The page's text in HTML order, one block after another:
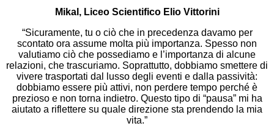
Mikal, Liceo Scientifico Elio Vittorini
“Sicuramente, tu o ciò che in precedenza davamo per
scontato ora assume molta più importanza. Spesso non
valutiamo ciò che possediamo e l’importanza di alcune
relazioni, che trascuriamo. Soprattutto, dobbiamo smettere di
vivere trasportati dal lusso degli eventi e dalla passività:
dobbiamo essere più attivi, non perdere tempo perché è
prezioso e non torna indietro. Questo tipo di “pausa” mi ha
aiutato a riflettere su quale direzione sta prendendo la mia
vita.”